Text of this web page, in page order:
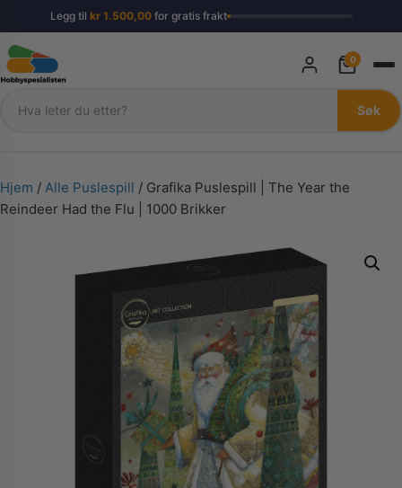
Legg til kr1.500,00for gratis frakt
Søk
Søk
0
Hjem / Alle Puslespill / Grafika Puslespill | The Year the
Reindeer Had the Flu | 1000 Brikker